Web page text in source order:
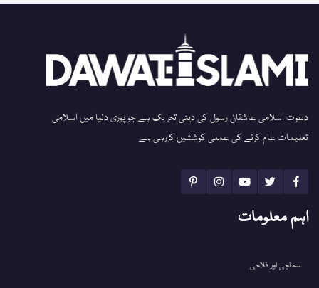
دعوت اسلامی عاشقان رسول کی دینی تحریک ہے جو پوری دنیا میں اسلامی
تعلیمات عام کرنے کی عملی کوششیں کررہی ہے
اہم معلومات
سماجی اور فلاحی